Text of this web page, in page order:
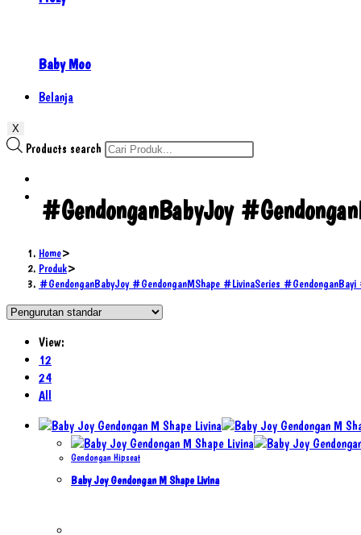
Baby Moo
Belanja
X
Products search
#GendonganBabyJoy
Home>
Produk>
#GendonganBabyJoy #GendonganMShape #LivinaSeries
View:
12
24
All
Gendongan Hipseat
Baby Joy Gendongan M Shape Livina